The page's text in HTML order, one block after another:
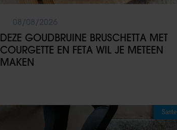
DEZE GOUDBRUINE BRUSCHETTA MET
COURGETTE EN FETA WIL JE METEEN
MAKEN
Sante